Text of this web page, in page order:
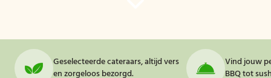
Geselecteerde cateraars, altijd vers
en zorgeloos bezorgd.
Vind jouw
BBQ tot